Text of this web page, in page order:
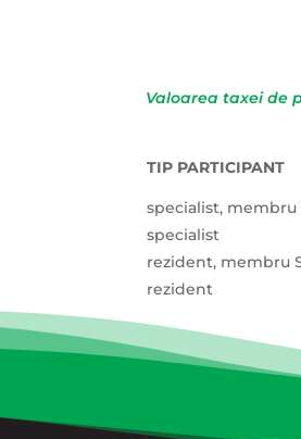
Valoarea taxei de
TIP PARTICIPANT
specialist, membru
specialist
rezident, membru
rezident